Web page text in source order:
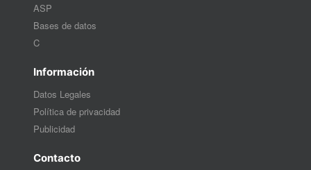
ASP
Bases de datos
C
Información
Datos Legales
Política de privacidad
Publicidad
Contacto